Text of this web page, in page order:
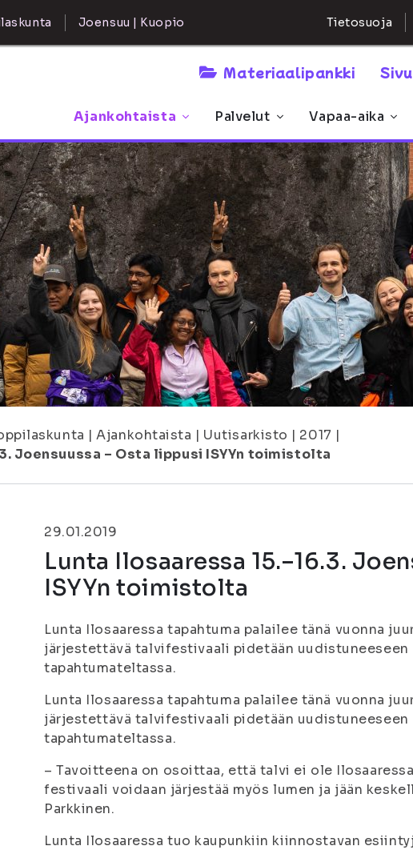
Joensuu | Kuopio Tietosuoja
Materiaalipankki
Ajankohtaista Palvelut Vapaa-aika
| Ajankohtaista | Uutisarkisto | 2017 |
Joensuussa – Osta lippusi ISYYn toimistolta
29.01.2019
Lunta Ilosaaressa 15.–16.3.
ISYYn toimistolta
Lunta Ilosaaressa tapahtuma palailee tänä vuonna
järjestettävä talvifestivaali pidetään uudistuneeseen
tapahtumateltassa.
Lunta Ilosaaressa tapahtuma palailee tänä vuonna
järjestettävä talvifestivaali pidetään uudistuneeseen
tapahtumateltassa.
– Tavoitteena on osoittaa, että talvi ei ole
festivaali voidaan järjestää myös lumen ja jään
Parkkinen.
Lunta Ilosaaressa tuo kaupunkiin kiinnostavan